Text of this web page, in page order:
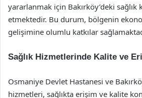
yararlanmak için Bakırköy’deki sağlık
etmektedir. Bu durum, bölgenin
gelişimine olumlu katkılar
Sağlık Hizmetlerinde Kalite ve
Osmaniye Devlet Hastanesi ve
hizmetleri, sağlıkta erişim ve kalite